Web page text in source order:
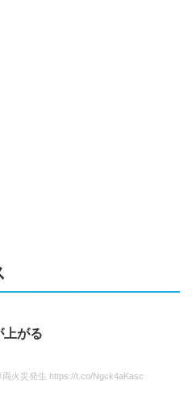
上がる
火災発生 https://t.co/Ngck4aKasc